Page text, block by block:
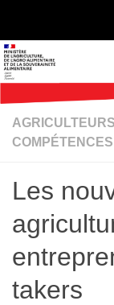
COMPÉTENCES
Les
takers